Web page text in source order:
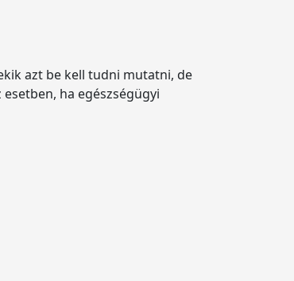
azt be kell tudni mutatni, de
ha egészségügyi